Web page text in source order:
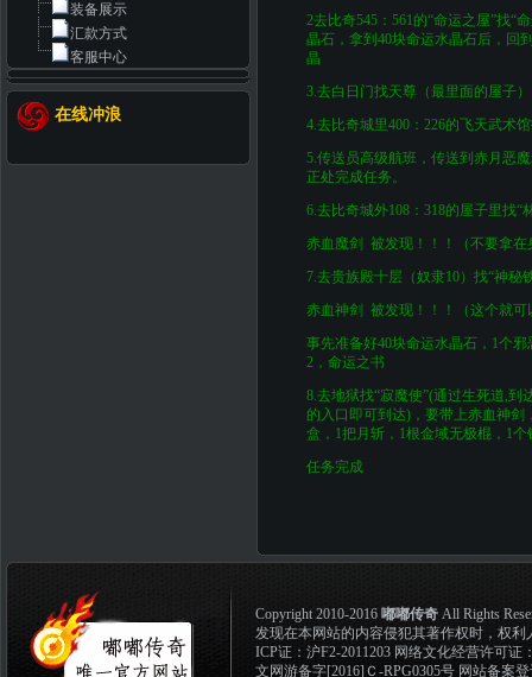
装备展示
汇款方式
客服中心
在线冲浪
2去比奇545：561的“命运之屋”找“
晶石，拿到40块命运水晶石后，回
晶
3.去白日门找天尊（最里面的屋子
4.去比奇城里400：226的飞天武术
5.传送员高级航班，传送到赤月恶
正处完成任务。
6.去比奇城外108：318的屋子里找
赤血魔剑 被发现！！！（不要拿在
7.去贵族殿十层（奴隶10）找“神秘
赤血神剑 被发现！！！（这个就可
事先准备好40块命运水晶石，1个
2，命运之书
8.去地狱找“寂魔使”(通过生死道,
的入口即可到达)，要带上赤血神剑
盒，1把月斩，1根金域无极棍，1
任务完成
Copyright 2010-2016 嘟嘟传奇 All Rights
发现在本网站的内容侵犯其著作权时，权利
ICP证： 沪F2-2011203 网络文化经营许可证
文网游备字[2016]Ｃ-RPG0305号 网站备案